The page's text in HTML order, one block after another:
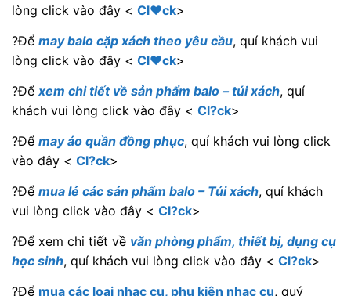
lòng click vào đây < Cl♥ck>
?Để may balo cặp xách theo yêu cầu, quí khách vui
lòng click vào đây < Cl♥ck>
?Để xem chi tiết về sản phẩm balo – túi xách, quí
khách vui lòng click vào đây < Cl?ck>
?Để may áo quần đồng phục, quí khách vui lòng click
vào đây < Cl?ck>
?Để mua lẻ các sản phẩm balo – Túi xách, quí khách
vui lòng click vào đây < Cl?ck>
?Để xem chi tiết về văn phòng phẩm, thiết bị, dụng cụ
học sinh, quí khách vui lòng click vào đây < Cl?ck>
?Để mua các loại nhạc cụ, phụ kiện nhạc cụ, quý